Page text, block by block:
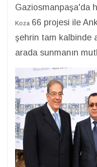
Gaziosmanpaşa'da
Koza 66 projesi ile
şehrin tam kalbinde
arada sunmanın